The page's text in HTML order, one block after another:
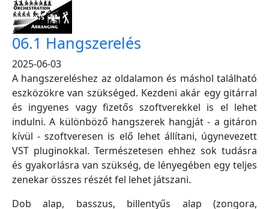
06.1 Hangszerelés
2025-06-03
A hangszereléshez az oldalamon és máshol található
eszközökre van szükséged. Kezdeni akár egy gitárral
és ingyenes vagy fizetős szoftverekkel is el lehet
indulni. A különböző hangszerek hangját - a gitáron
kívül - szoftveresen is elő lehet állítani, úgynevezett
VST pluginokkal. Természetesen ehhez sok tudásra
és gyakorlásra van szükség, de lényegében egy teljes
zenekar összes részét fel lehet játszani.
Dob alap, basszus, billentyűs alap (zongora,